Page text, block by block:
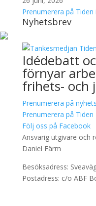
Prenumerera på Tiden
Nyhetsbrev
Idédebatt
förnyar
frihets- och
Prenumerera på
Prenumerera på Tiden
Följ oss på Facebook
Ansvarig utgivare och
Daniel Färm
Besöksadress:
Postadress: c/o ABF